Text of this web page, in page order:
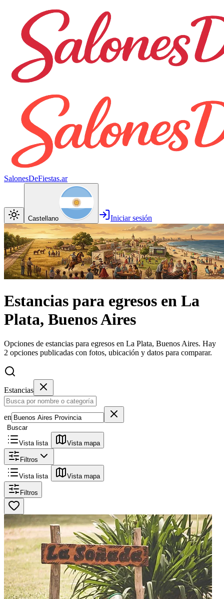
SalonesDeFiestas.ar
Castellano Iniciar sesión
Estancias para egresos en La
Plata, Buenos Aires
Opciones de estancias para egresos en La Plata, Buenos Aires. Hay
2 opciones publicadas con fotos, ubicación y datos para comparar.
Estancias
en
Buscar
Vista lista Vista mapa
Filtros
Vista lista Vista mapa
Filtros